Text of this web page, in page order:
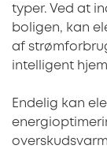
typer. Ved at
boligen, kan
af
intelligent
Endelig kan